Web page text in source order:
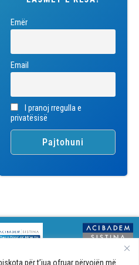
për t’jua ofruar përvojën më
Emër
Email
I pranoj rregulla e
privatësisë